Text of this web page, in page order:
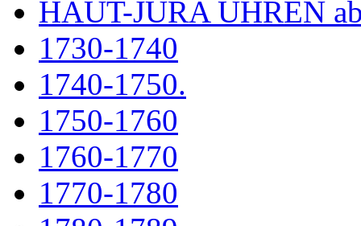
HAUT-JURA UHREN
1730-1740
1740-1750.
1750-1760
1760-1770
1770-1780